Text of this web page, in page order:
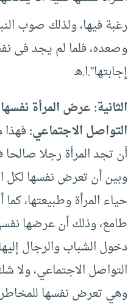
رغبة فيها، ولذلك صوب
وصعده، فلما لم يجد فى
إجابتها”.ا.هـ
الثانية: عرض المرأة
التواصل الاجتماعي:
أن تجد المرأة رجلا
وبين أن تعرض نفسها لكل
حياء المرأة وطبيعتها،
طامع، وذلك أن عرضها
دخول الشباب والرجال
التواصل الاجتماعي، ولا
وهي تعرض نفسها